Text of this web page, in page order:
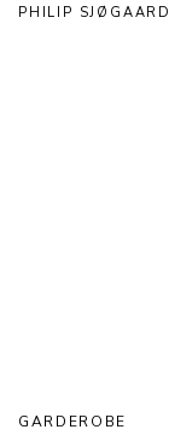
PHILIP SJØGAARD
GARDEROBE